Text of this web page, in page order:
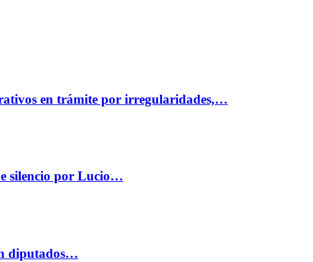
en trámite por irregularidades,…
silencio por Lucio…
diputados…